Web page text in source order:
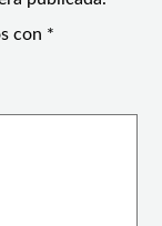
con *